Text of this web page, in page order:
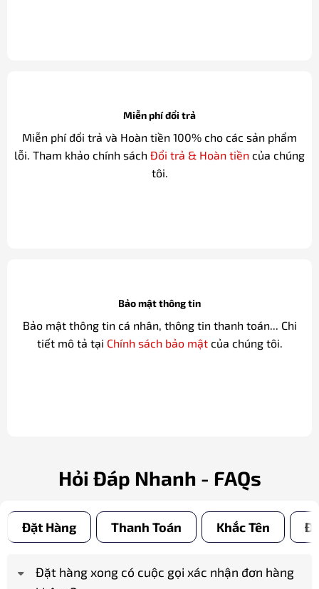
Miễn phí đổi trả
Miễn phí đổi trả và Hoàn tiền 100% cho các sản phẩm
lỗi. Tham khảo chính sách Đổi trả & Hoàn tiền của chúng
tôi.
Bảo mật thông tin
Bảo mật thông tin cá nhân, thông tin thanh toán... Chi
tiết mô tả tại Chính sách bảo mậtcủa chúng tôi.
Hỏi Đáp Nhanh - FAQs
Đặt Hàng Thanh Toán Khắc Tên
Đặt hàng xong có cuộc gọi xác nhận đơn hàng